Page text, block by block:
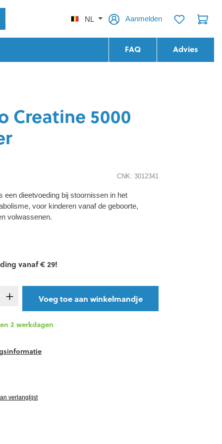
NL Aanmelden
FAQ Advies
Creatine 5000
CNK: 3012341
een dieetvoeding bij stoornissen in het
voor kinderen vanaf de geboorte,
volwassenen.
vanaf € 29!
Voeg toe aan winkelmandje
2 werkdagen
verlanglijst